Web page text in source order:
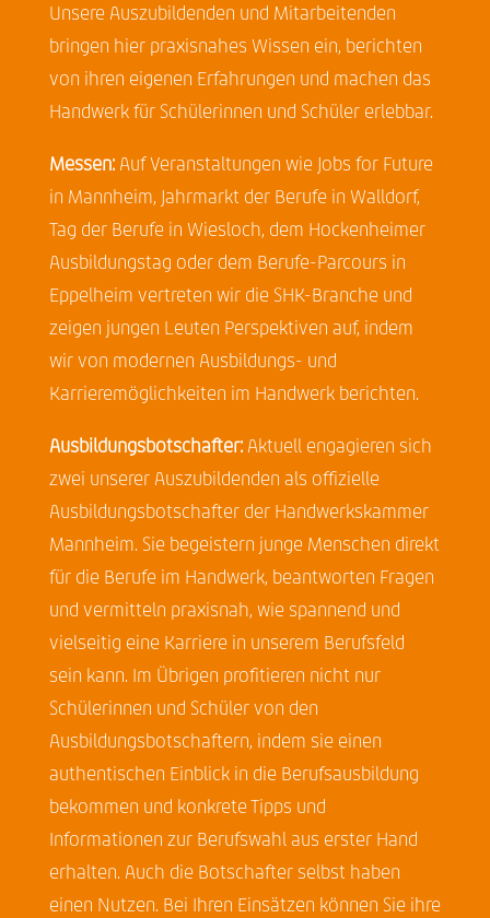
Unsere Auszubildenden und Mitarbeitenden
bringen hier praxisnahes Wissen ein, berichten
von ihren eigenen Erfahrungen und machen das
Handwerk für Schülerinnen und Schüler erlebbar.
Messen:Auf Veranstaltungen wie Jobs for Future
in Mannheim, Jahrmarkt der Berufe in Walldorf,
Tag der Berufe in Wiesloch, dem Hockenheimer
Ausbildungstag oder dem Berufe-Parcours in
Eppelheim vertreten wir die SHK-Branche und
zeigen jungen Leuten Perspektiven auf, indem
wir von modernen Ausbildungs- und
Karrieremöglichkeiten im Handwerk berichten.
Ausbildungsbotschafter:Aktuell engagieren sich
zwei unserer Auszubildenden als offizielle
Ausbildungsbotschafter der Handwerkskammer
Mannheim. Sie begeistern junge Menschen direkt
für die Berufe im Handwerk, beantworten Fragen
und vermitteln praxisnah, wie spannend und
vielseitig eine Karriere in unserem Berufsfeld
sein kann. Im Übrigen profitieren nicht nur
Schülerinnen und Schüler von den
Ausbildungsbotschaftern, indem sie einen
authentischen Einblick in die Berufsausbildung
bekommen und konkrete Tipps und
Informationen zur Berufswahl aus erster Hand
erhalten. Auch die Botschafter selbst haben
einen Nutzen. Bei Ihren Einsätzen können Sie ihre